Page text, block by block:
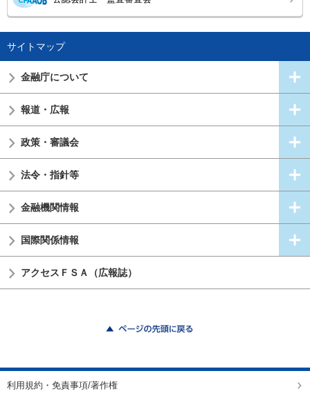
サイトマップ
金融庁について
報道・広報
政策・審議会
法令・指針等
金融機関情報
国際関係情報
アクセスＦＳＡ（広報誌）
利用規約・免責事項/著作権